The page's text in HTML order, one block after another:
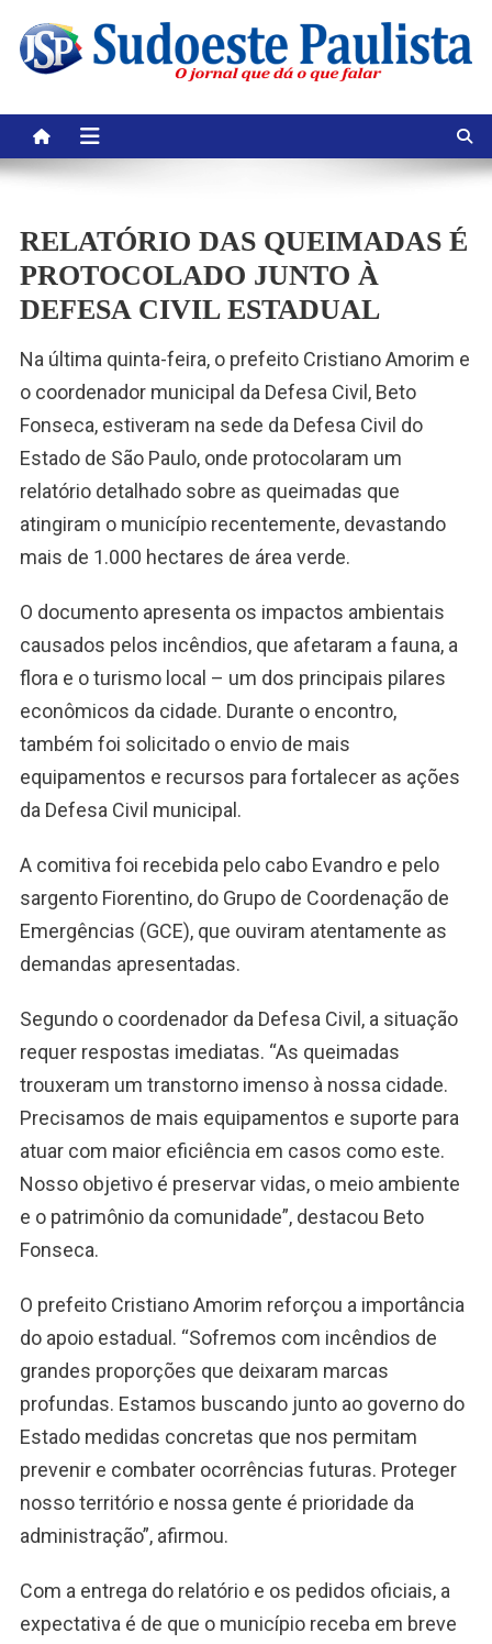
content
RELATÓRIO DAS QUEIMADAS É
PROTOCOLADO JUNTO À
DEFESA CIVIL ESTADUAL
Na última quinta-feira, o prefeito Cristiano Amorim e
o coordenador municipal da Defesa Civil, Beto
Fonseca, estiveram na sede da Defesa Civil do
Estado de São Paulo, onde protocolaram um
relatório detalhado sobre as queimadas que
atingiram o município recentemente, devastando
mais de 1.000 hectares de área verde.
O documento apresenta os impactos ambientais
causados pelos incêndios, que afetaram a fauna, a
flora e o turismo local – um dos principais pilares
econômicos da cidade. Durante o encontro,
também foi solicitado o envio de mais
equipamentos e recursos para fortalecer as ações
da Defesa Civil municipal.
A comitiva foi recebida pelo cabo Evandro e pelo
sargento Fiorentino, do Grupo de Coordenação de
Emergências (GCE), que ouviram atentamente as
demandas apresentadas.
Segundo o coordenador da Defesa Civil, a situação
requer respostas imediatas. “As queimadas
trouxeram um transtorno imenso à nossa cidade.
Precisamos de mais equipamentos e suporte para
atuar com maior eficiência em casos como este.
Nosso objetivo é preservar vidas, o meio ambiente
e o patrimônio da comunidade”, destacou Beto
Fonseca.
O prefeito Cristiano Amorim reforçou a importância
do apoio estadual. “Sofremos com incêndios de
grandes proporções que deixaram marcas
profundas. Estamos buscando junto ao governo do
Estado medidas concretas que nos permitam
prevenir e combater ocorrências futuras. Proteger
nosso território e nossa gente é prioridade da
administração”, afirmou.
Com a entrega do relatório e os pedidos oficiais, a
expectativa é de que o município receba em breve